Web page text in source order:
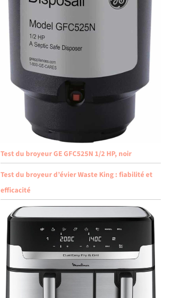
Test du broyeur GE GFC525N 1/2 HP, noir
Test du broyeur d’évier Waste King : fiabilité et
efficacité